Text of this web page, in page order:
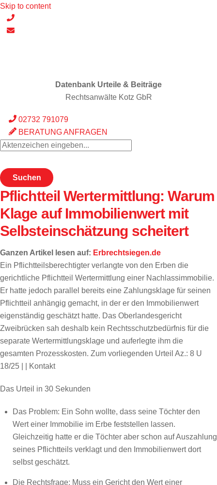
Skip to content
Datenbank Urteile & Beiträge
Rechtsanwälte Kotz GbR
02732 791079
BERATUNG ANFRAGEN
Suchen
Pflichtteil Wertermittlung: Warum
Klage auf Immobilienwert mit
Selbsteinschätzung scheitert
Ganzen Artikel lesen auf: Erbrechtsiegen.de
Ein Pflichtteilsberechtigter verlangte von den Erben die
gerichtliche Pflichtteil Wertermittlung einer Nachlassimmobilie.
Er hatte jedoch parallel bereits eine Zahlungsklage für seinen
Pflichtteil anhängig gemacht, in der er den Immobilienwert
eigenständig geschätzt hatte. Das Oberlandesgericht
Zweibrücken sah deshalb kein Rechtsschutzbedürfnis für die
separate Wertermittlungsklage und auferlegte ihm die
gesamten Prozesskosten. Zum vorliegenden Urteil Az.: 8 U
18/25 | | Kontakt
Das Urteil in 30 Sekunden
Das Problem: Ein Sohn wollte, dass seine Töchter den
Wert einer Immobilie im Erbe feststellen lassen.
Gleichzeitig hatte er die Töchter aber schon auf Auszahlung
seines Pflichtteils verklagt und den Immobilienwert dort
selbst geschätzt.
Die Rechtsfrage: Muss ein Gericht den Wert einer